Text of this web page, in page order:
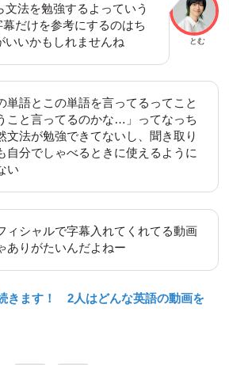
とむ
文法を勉強するよっていう
幕だけを参考にするのはち
いいかもしれませんね
単語とこの単語を言ってるってこと
こと言ってるのかな…」ってなっち
文法が勉強できてないし、聞き取り
自分でしゃべるときに使えるように
い
ィシャルで字幕入れてくれてる動画
ありがたいんだよねー
きます！ 2人はどんな英語の動画を